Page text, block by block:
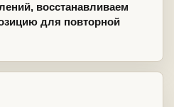
восстанавливаем
для повторной